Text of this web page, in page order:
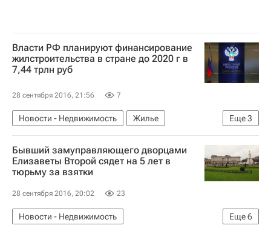
Власти РФ планируют финансирование
жилстроительства в стране до 2020 г в
7,44 трлн руб
28 сентября 2016, 21:56 7
Еще3
Новости - Недвижимость
Жилье
Строительство
Министерство строительства и жилищно-коммунального хозяйства РФ (Минстрой России)
Россия
Бывший замуправляющего дворцами
Елизаветы Второй сядет на 5 лет в
тюрьму за взятки
28 сентября 2016, 20:02 23
Еще6
Новости - Недвижимость